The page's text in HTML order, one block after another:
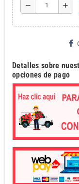
remove add
Detalles sobre
opciones de pago